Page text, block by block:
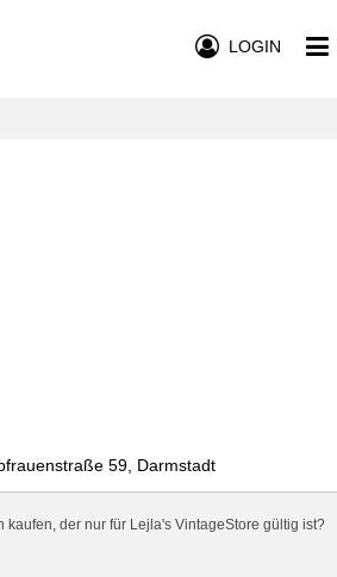
LOGIN
59, Darmstadt
kaufen, der nur für Lejla's VintageStore gültig ist?